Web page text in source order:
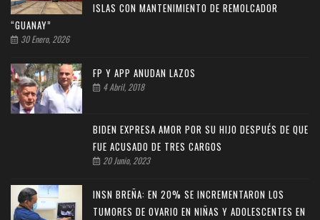
ISLAS CON MANTENIMIENTO DE REMOLCADOR
“GUANAY”
30 Enero, 2026
FP Y APP ANUDAN LAZOS
4 Abril, 2018
BIDEN EXPRESA AMOR POR SU HIJO DESPUÉS DE QUE
FUE ACUSADO DE TRES CARGOS
20 Junio, 2023
INSN BREÑA: EN 20% SE INCREMENTARON LOS
TUMORES DE OVARIO EN NIÑAS Y ADOLESCENTES EN